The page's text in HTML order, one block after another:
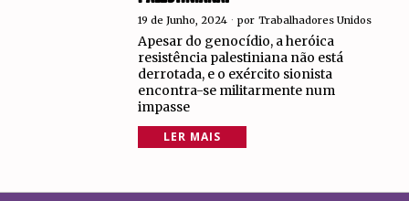
19 de Junho, 2024 por Trabalhadores Unidos
Apesar do genocídio, a heróica
resistência palestiniana não está
derrotada, e o exército sionista
encontra-se militarmente num
impasse
LER MAIS